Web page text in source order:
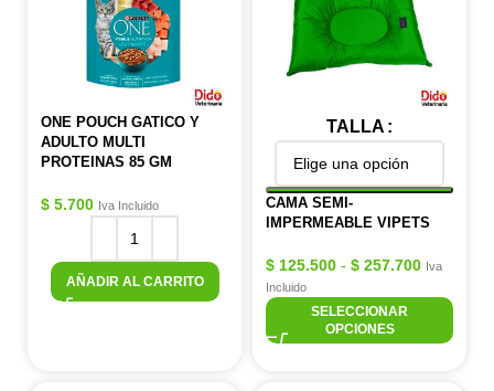
ONE POUCH GATICO Y
ADULTO MULTI
PROTEINAS 85 GM
$ 5.700 Iva Incluido
AÑADIR AL CARRITO
TALLA
CAMA SEMI-
IMPERMEABLE VIPETS
$ 125.500 - $ 257.700 Iva
Incluido
SELECCIONAR
OPCIONES